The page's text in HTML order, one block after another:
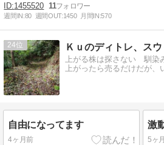
1455520 11
週間IN:80 週間OUT:1450 月間IN:570
24 Ｋｕのディトレ、ス
上がる株は探さない 馴染
上がったら売るだけだが、
自由になってます
4ヶ月前
激
5ヶ